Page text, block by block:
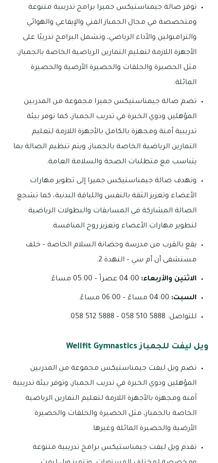
توفر صالة جيمناستيكس جميرا برامج تدريبية متنوعة
ومتخصصة في مجال الجمباز الفني والإيقاعي والهوائي
والترامبولين والأداء الرياضي، وتشمل البرامج تدريبًا على
الأجهزة اللازمة لتعليم التمارين الرياضية الخاصة بالجمباز،
مثل الحصيرة والحلقات والحصيرة الأرضية والحصيرة
المائلة.
تضم صالة جيمناستيكس جميرا مجموعة من المدربين
المؤهلين وذوي الخبرة في تدريب الجمباز، كما توفر بيئة
تدريبية آمنة ومجهزة بالكامل بالأجهزة اللازمة لتعليم
التمارين الرياضية الخاصة بالجمباز، ويتم تنظيم الصالة بما
يتناسب مع متطلبات الصحة والسلامة العامة.
وتهدف صالة جيمناستيكس جميرا إلى تطوير مهارات
الأعضاء وتعزيز الثقة بالنفس واللياقة البدنية، كما تشجع
الصالة المشاركة في المسابقات والبطولات الرياضية
لتطوير مهارات الأعضاء وتعزيز روح المنافسة.
يقع بالقرب من مدرسة وحضانة السلام الخاصة – خلف
مستشفى أن أم سي – النهدة 2.
الاثنين والأربعاء: 04:00 عصراً – 05:00 مساءً.
السبت:
للتواصل: 5888 510 058 – 5888 512 058.
ويل ليفت للجمباز Wellfit Gymnastics
تضم ويل ليفت جيمناستيكس مجموعة من المدربين
المؤهلين وذوي الخبرة في تدريب الجمباز، وتوفر بيئة تدريبية
آمنة ومجهزة بالأجهزة اللازمة لتعليم التمارين الرياضية
الخاصة بالجمباز، مثل الحصيرة والحلقات والحصيرة
الأرضية والحصيرة المائلة وغيرها.
تقدم ويل ليفت جيمناستيكس برامج تدريبية متنوعة